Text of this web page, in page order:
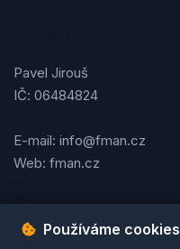
Pavel Jirouš
IČ: 06484824
E-mail: info@fman.cz
Web: fman.cz
Používáme cookies